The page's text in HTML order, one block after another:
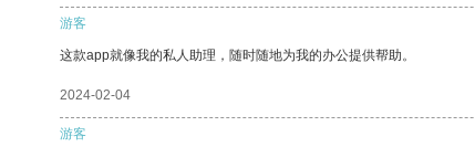
游客
这款app就像我的私人助理，随时随地为我的办公提供帮助。
2024-02-04
游客